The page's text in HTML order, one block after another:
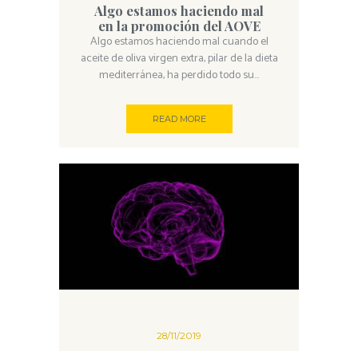
Algo estamos haciendo mal
en la promoción del AOVE
Algo estamos haciendo mal cuando el
aceite de oliva virgen extra, pilar de la dieta
mediterránea, ha perdido todo su...
READ MORE
28/11/2019